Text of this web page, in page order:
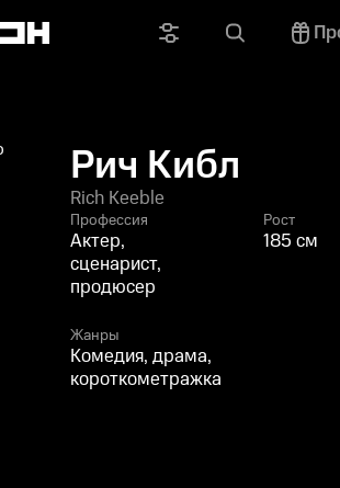
Рич Кибл
Rich Keeble
Профессия
Актер,
сценарист,
продюсер
Рост
185 см
Жанры
Комедия, драма,
короткометражка